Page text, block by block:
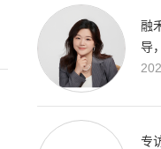
融
导
专